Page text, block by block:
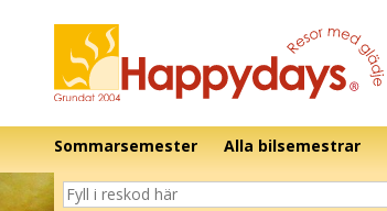
Sommarsemester Alla bilsemestrar